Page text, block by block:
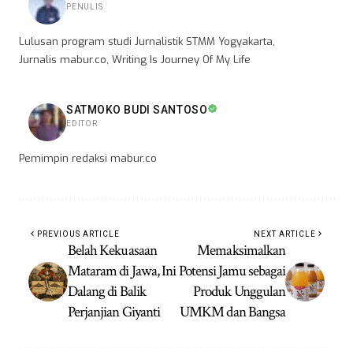
PENULIS
Lulusan program studi Jurnalistik STMM Yogyakarta,
Jurnalis mabur.co, Writing Is Journey Of My Life
SATMOKO BUDI SANTOSO
EDITOR
Pemimpin redaksi mabur.co
PREVIOUS ARTICLE
Belah Kekuasaan
Mataram di Jawa, Ini
Dalang di Balik
Perjanjian Giyanti
NEXT ARTICLE
Memaksimalkan
Potensi Jamu sebagai
Produk Unggulan
UMKM dan Bangsa